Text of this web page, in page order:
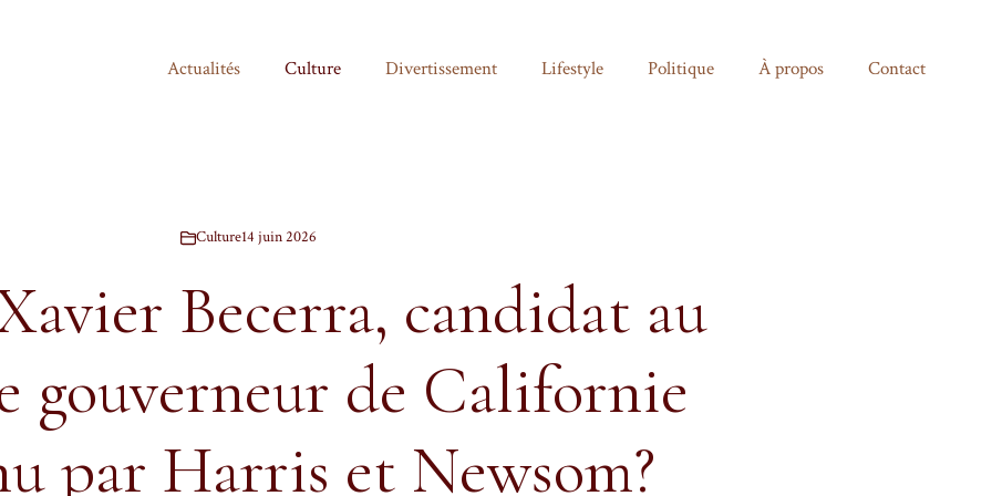
Actualités Culture Divertissement Lifestyle Politique À propos Contact
Culture14 juin 2026
Becerra, candidat au
gouverneur de Californie
par Harris et Newsom?